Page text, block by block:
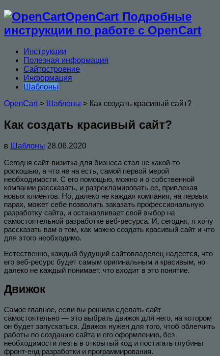
OpenCart Подробные
инструкции по работе с OpenCart
Инструкции
Полезная информация
Сайтостроение
Информация
Шаблоны
OpenCart> Шаблоны > Как создать красивый сайт?
Как создать красивый сайт?
в Шаблоны 28.06.2020
Сегодня сайт-визитка для бизнеса стал не какой-то
роскошью, а что не на есть, самой первой мерой
необходимости. С его помощью, можно и о собственной
компании рассказать, и разрекламировать ее, привлекая
новых клиентов. Но, далеко не каждая компания, на первых
парах, может себе позволить заказать профессиональную
разработку сайта, и останавливает свой выбор на
самостоятельной разработке веб-ресурса. И, сегодня, я хочу
рассказать вам о том, как можно создать красивый сайт и что
для этого необходимо.
Естественно, каждый будущий сайтовладелец надеется, что
его веб-ресурс будет самым оригинальным и красивым, но
далеко не каждый понимает, что входит в это понятие.
Движок
Самое главное, если вы решили сделать сайт
самостоятельно — это выбрать движок для него, на котором
он будет запускаться. Движок нужен для того, чтоб облегчить
работы по созданию сайта и его оформлению, без
необходимости лезть в открытый код и постигать глубины
фронт-енд разработки и программирования.